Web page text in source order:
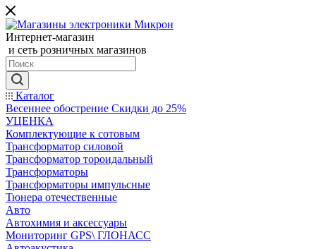
Интернет-магазин
и сеть розничных магазинов
Каталог
Весеннее обострение Скидки до 25%
УЦЕНКА
Комплектующие к сотовым
Трансформатор силовой
Трансформатор тороидальный
Трансформаторы
Трансформаторы импульсные
Тюнера отечественные
Авто
Автохимия и аксессуары
Мониторинг GPS\ ГЛОНАСС